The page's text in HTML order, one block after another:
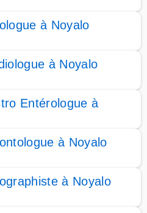
à Noyalo
à Noyalo
Entérologue à
à Noyalo
à Noyalo